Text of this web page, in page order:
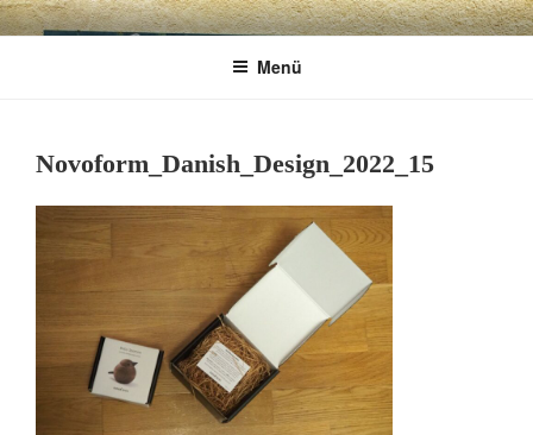
Zum
InhaltCHARME
Geschenkartikel & Kunstobjekte in Bad
Menü
Novoform_Danish_Design_2022_15